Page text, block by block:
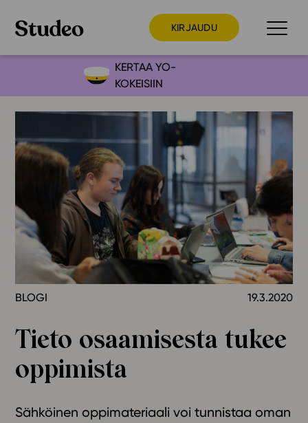
KIRJAUDU
Preppaaja
Opiskelija
Huoltaja
Kokeilutarjous
Ainstain
Alakoulu
Yläkoulu
Lukio
Ominaisuudet
Tapahtumakalenteri
Webinaari­tallenteet
Yhteisö
Suosittelut
KERTAA YO-
KOKEISIIN
BLOGI 19.3.2020
Tieto osaamisesta tukee
oppimista
Sähköinen oppimateriaali voi tunnistaa oman